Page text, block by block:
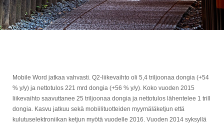
Mobile Word jatkaa vahvasti. Q2-liikevaihto oli 5,4 triljoonaa dongia (+54
% y/y) ja nettotulos 221 mrd dongia (+56 % y/y). Koko vuoden 2015
liikevaihto saavuttanee 25 triljoonaa dongia ja nettotulos lähentelee 1 trill
dongia. Kasvu jatkuu sekä mobiilituotteiden myymäläketjun että
kulutuselektroniikan ketjun myötä vuodelle 2016. Vuoden 2014 syksyllä